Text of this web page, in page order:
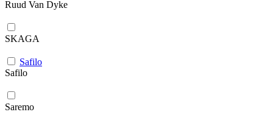
Ruud Van Dyke
SKAGA
Safilo
Safilo
Saremo